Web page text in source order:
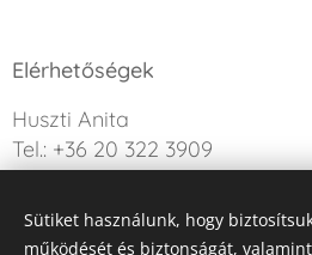
Elérhetőségek
Huszti Anita
Tel.: +36 20 322 3909
Kérdésed van? Írj nekünk!
Sütiket használunk, hogy
működését és biztonságát,